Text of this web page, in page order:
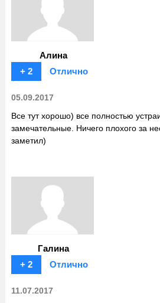
Алина
+ 2
Отлично
05.09.2017
Все тут хорошо) все полностью
замечательные. Ничего плохого за
заметил)
Галина
+ 2
Отлично
11.07.2017